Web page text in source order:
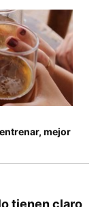
mejor
tienen claro